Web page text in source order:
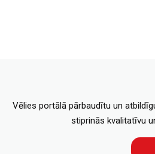
Vēlies portālā pārbaudītu un
stiprinās kvalitatīvu